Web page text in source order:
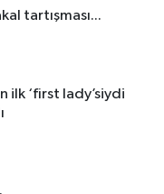
tartışması...
ilk ‘first lady’siydi